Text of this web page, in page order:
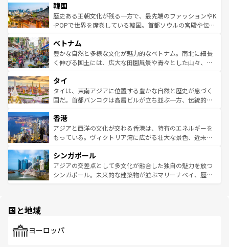
ワイを、存分に味わってほしい。 なお、新着のハワイ情報
はコンテンツ一覧を参照してほしい。
いる。アクティビティも充実しており、サーフィンやダイ
ビング、ハイキングなど、アウトドア好きにはたまらな
い。オーストラリアの多彩な魅力を存分に味わいつくそ
参照してほしい。
ン）、静ひつな山岳地帯である台湾東部など、都市の喧騒
と山間の静けさが共存しており、訪れる人に新しい発見と
驚きをもたらしてくれる。また、奥深い台湾の食文化も魅
容にもいいと評判のスイーツなど、バラエティ豊かな料理
が味わえる。 なお、新着の台湾情報は コンテンツ一覧を参
照してほしい。
韓国
歴史ある王朝文化が残る一方で、最先端のファッションやK
-POPで世界を席巻している韓国。首都ソウルの宮殿や伝統
き、地方に足を延ばせば四季折々の自然美を楽しむことが
できる。そして、キムチや焼肉、絶品のストリートフード
まで、さまざまな韓国料理が待っている。夜には、韓国な
リティに包まれながら、韓国の多彩な魅力を心ゆくまで味
わってみてほしい。 なお、新着の韓国情報はコンテンツ一
覧を参照してほしい。
ベトナム
豊かな自然と多様な文化が魅力的なベトナム。南北に細長
く伸びる国土には、広大な田園風景や青々とした山々、世
急速な発展と共に伝統が息づく。ハノイの古い町並みやホ
ーチミン市のフランス統治時代の建物も、独特の雰囲気を
醸し出している。また、バラエティの豊かさとおいしさで
とつ。フォーやバインミー、ベトナムコーヒーなどは、ぜ
ひ現地で味わいたい。どの地域を訪れてもあたたかい人々
が旅行者を迎えてくれるので、きっと忘れられない旅にな
参照してほしい。
タイ
タイは、東南アジアに位置する豊かな自然と歴史が息づく
国だ。首都バンコクは高層ビルが立ち並ぶ一方、伝統的な
の活気が交差している。北部ではチェンマイなどの山岳地
帯で自然と触れ合い、南部ではプーケットやクラビの美し
いビーチでリゾート気分を楽しむことができる。タイ料理
激する。気候は一年中温暖で、どの季節にも異なる楽しみ
が待っている。親しみやすいタイの人々、仏教を中心とし
た文化、そして多様な観光資源が、訪れる旅人を魅了し続
香港
アジアと西洋の文化が交わる香港は、特有のエネルギーを
もっている。ヴィクトリア湾に広がる壮大な景色、近未来
み、どこを訪れても感動するはず。観光スポットが密集し
ており、効率よく見どころを回れるのも魅力。息をのむよ
うな絶景から文化的な体験まで、香港を存分に楽しみ尽く
シンガポール
アジアの交差点として多文化が融合した独自の魅力を放つ
シンガポール。未来的な建築物が並ぶマリーナベイ、歴史
で、ホーカーズは地元の風情を楽しめる外せないスポット
国と地域
ヨーロッパ